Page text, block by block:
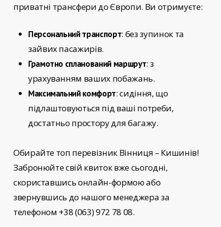
приватні трансфери до Європи. Ви отримуєте:
Персональний транспорт: без зупинок та
зайвих пасажирів.
Грамотно спланований маршрут: з
урахуванням ваших побажань.
Максимальний комфорт: сидіння, що
підлаштовуються під ваші потреби,
достатньо простору для багажу.
Обирайте топ перевізник Вінниця – Кишинів!
Забронюйте свій квиток вже сьогодні,
скориставшись онлайн-формою або
звернувшись до нашого менеджера за
телефоном +38 (063) 972 78 08.